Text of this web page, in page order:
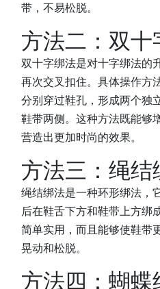
带，不易松脱。
方法二：双十
双十字绑法是对十字绑法的
再次交叉扣住。具体操作方
分别穿过鞋孔，形成两个独
鞋带两侧。这种方法既能够
营造出更加时尚的效果。
方法三：绳结
绳结绑法是一种环形绑法，
后在鞋舌下方和鞋带上方绑
简单实用，而且能够使鞋带
晃动和松脱。
方法四：蝴蝶